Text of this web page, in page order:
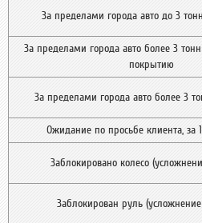
За пределами города авто до 3
За пределами города авто более 3
покрытию
За пределами города авто более 3
Ожидание по просьбе клиента, за
Заблокировано колесо
Заблокирован руль (усложнение